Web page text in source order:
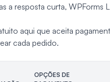
a resposta curta, WPForms
aqui que aceita
cada pedido.
OPÇÕES DE